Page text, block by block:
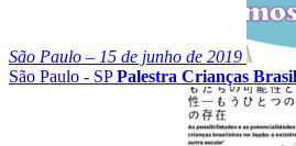
São Paulo – 15 de junho de 2019
São Paulo - SP Palestra Crianças